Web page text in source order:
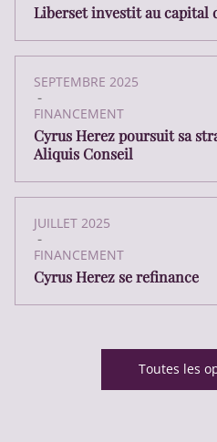
Liberset investit au capital
SEPTEMBRE 2025
-
FINANCEMENT
Cyrus Herez poursuit sa
Aliquis Conseil
JUILLET 2025
-
FINANCEMENT
Cyrus Herez se refinance
Toutes les